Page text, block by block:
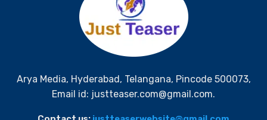
Arya Media, Hyderabad, Telangana, Pincode 500073,
Email id: justteaser.com@gmail.com.